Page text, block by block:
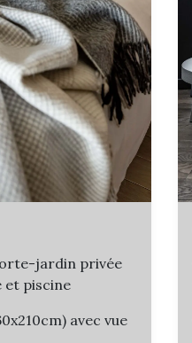
jardin privée
et piscine
avec vue